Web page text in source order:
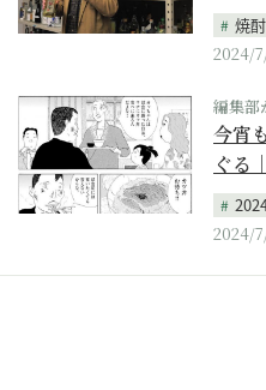
焼酎
2024/
編集部
今宵
ぐる
2024/